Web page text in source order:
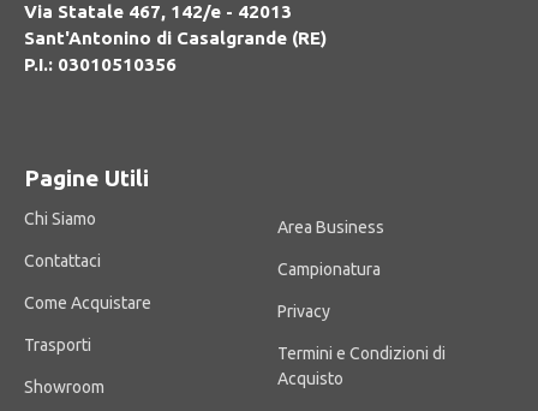
Via Statale 467, 142/e - 42013
Sant'Antonino di Casalgrande (RE)
P.I.: 03010510356
Pagine Utili
Chi Siamo
Contattaci
Come Acquistare
Trasporti
Showroom
Area Business
Campionatura
Privacy
Termini e Condizioni di
Acquisto